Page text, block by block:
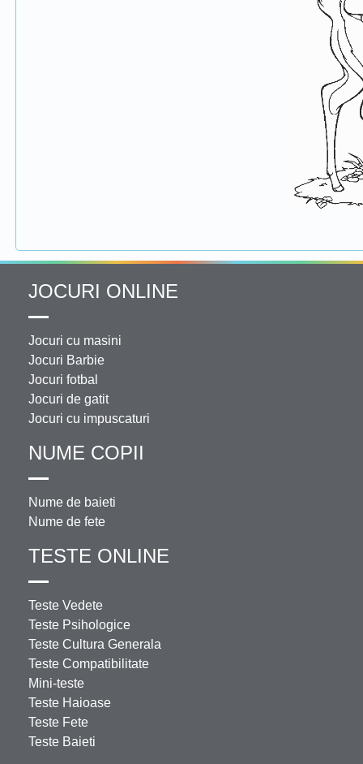
JOCURI ONLINE
Jocuri cu masini
Jocuri Barbie
Jocuri fotbal
Jocuri de gatit
Jocuri cu impuscaturi
NUME COPII
Nume de baieti
Nume de fete
TESTE ONLINE
Teste Vedete
Teste Psihologice
Teste Cultura Generala
Teste Compatibilitate
Mini-teste
Teste Haioase
Teste Fete
Teste Baieti